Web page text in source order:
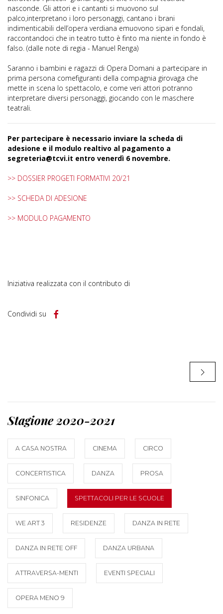
nasconde. Gli attori e i cantanti si muovono sul
palco,interpretano i loro personaggi, cantano i brani
indimenticabili dell’opera verdiana emuovono sipari e fondali,
raccontandoci che in teatro tutto è finto ma niente in fondo è
falso. (dalle note di regia - Manuel Renga)
Saranno i bambini e ragazzi di Opera Domani a partecipare in
prima persona comefiguranti della compagnia girovaga che
mette in scena lo spettacolo, e come veri attori potranno
interpretare diversi personaggi, giocando con le maschere
teatrali.
Per partecipare è necessario inviare la scheda di
adesione e il modulo realtivo al pagamento a
segreteria@tcvi.it entro venerdì 6 novembre.
>> DOSSIER PROGETI FORMATIVI 20/21
>> SCHEDA DI ADESIONE
>> MODULO PAGAMENTO
Iniziativa realizzata con il contributo di
Condividi su
Stagione 2020-2021
A CASA NOSTRA CINEMA CIRCO
CONCERTISTICA DANZA PROSA
SINFONICA SPETTACOLI PER LE SCUOLE
WE ART 3 RESIDENZE DANZA IN RETE
DANZA IN RETE OFF DANZA URBANA
ATTRAVERSA-MENTI EVENTI SPECIALI
OPERA MENO 9